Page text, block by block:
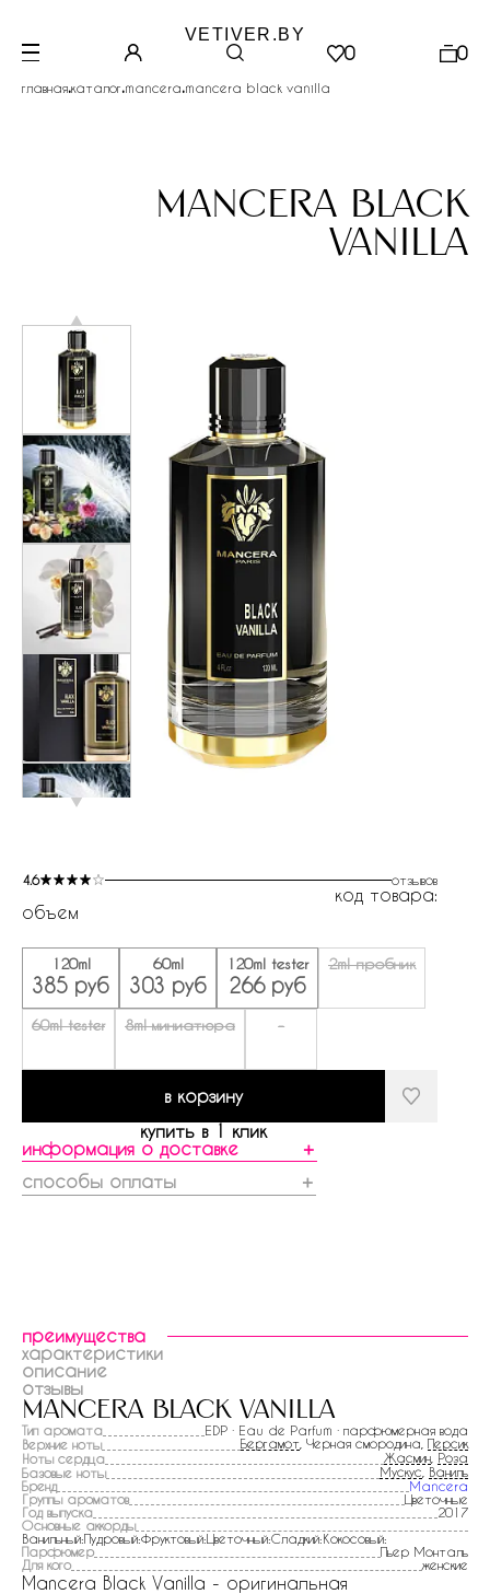
VETIVER.BY
0 0
главная.каталог.mancera.mancera black vanilla
mancera black
vanilla
4.6 отзывов
код товара:
объем
120ml
385 руб
60ml
303 руб
120ml tester
266 руб
2ml пробник
60ml tester 8ml миниатюра -
в корзину
купить в 1 клик
информация о доставке
＋
способы оплаты
＋
преимущества
характеристики
описание
отзывы
mancera black vanilla
Тип аромата
EDP · Eau de Parfum · парфюмерная вода
Верхние ноты
Бергамот , Черная смородина, Персик
Ноты сердца
Жасмин Роза
Базовые ноты
Мускус Ваниль
Бренд
Mancera
Группы ароматов
Цветочные
Год выпуска
2017
Основные аккорды
Ванильный:Пудровый:Фруктовый:Цветочный:Сладкий:Кокосовый:
Парфюмер
Пьер Монталь
Для кого
женские
Mancera Black Vanilla - оригинальная